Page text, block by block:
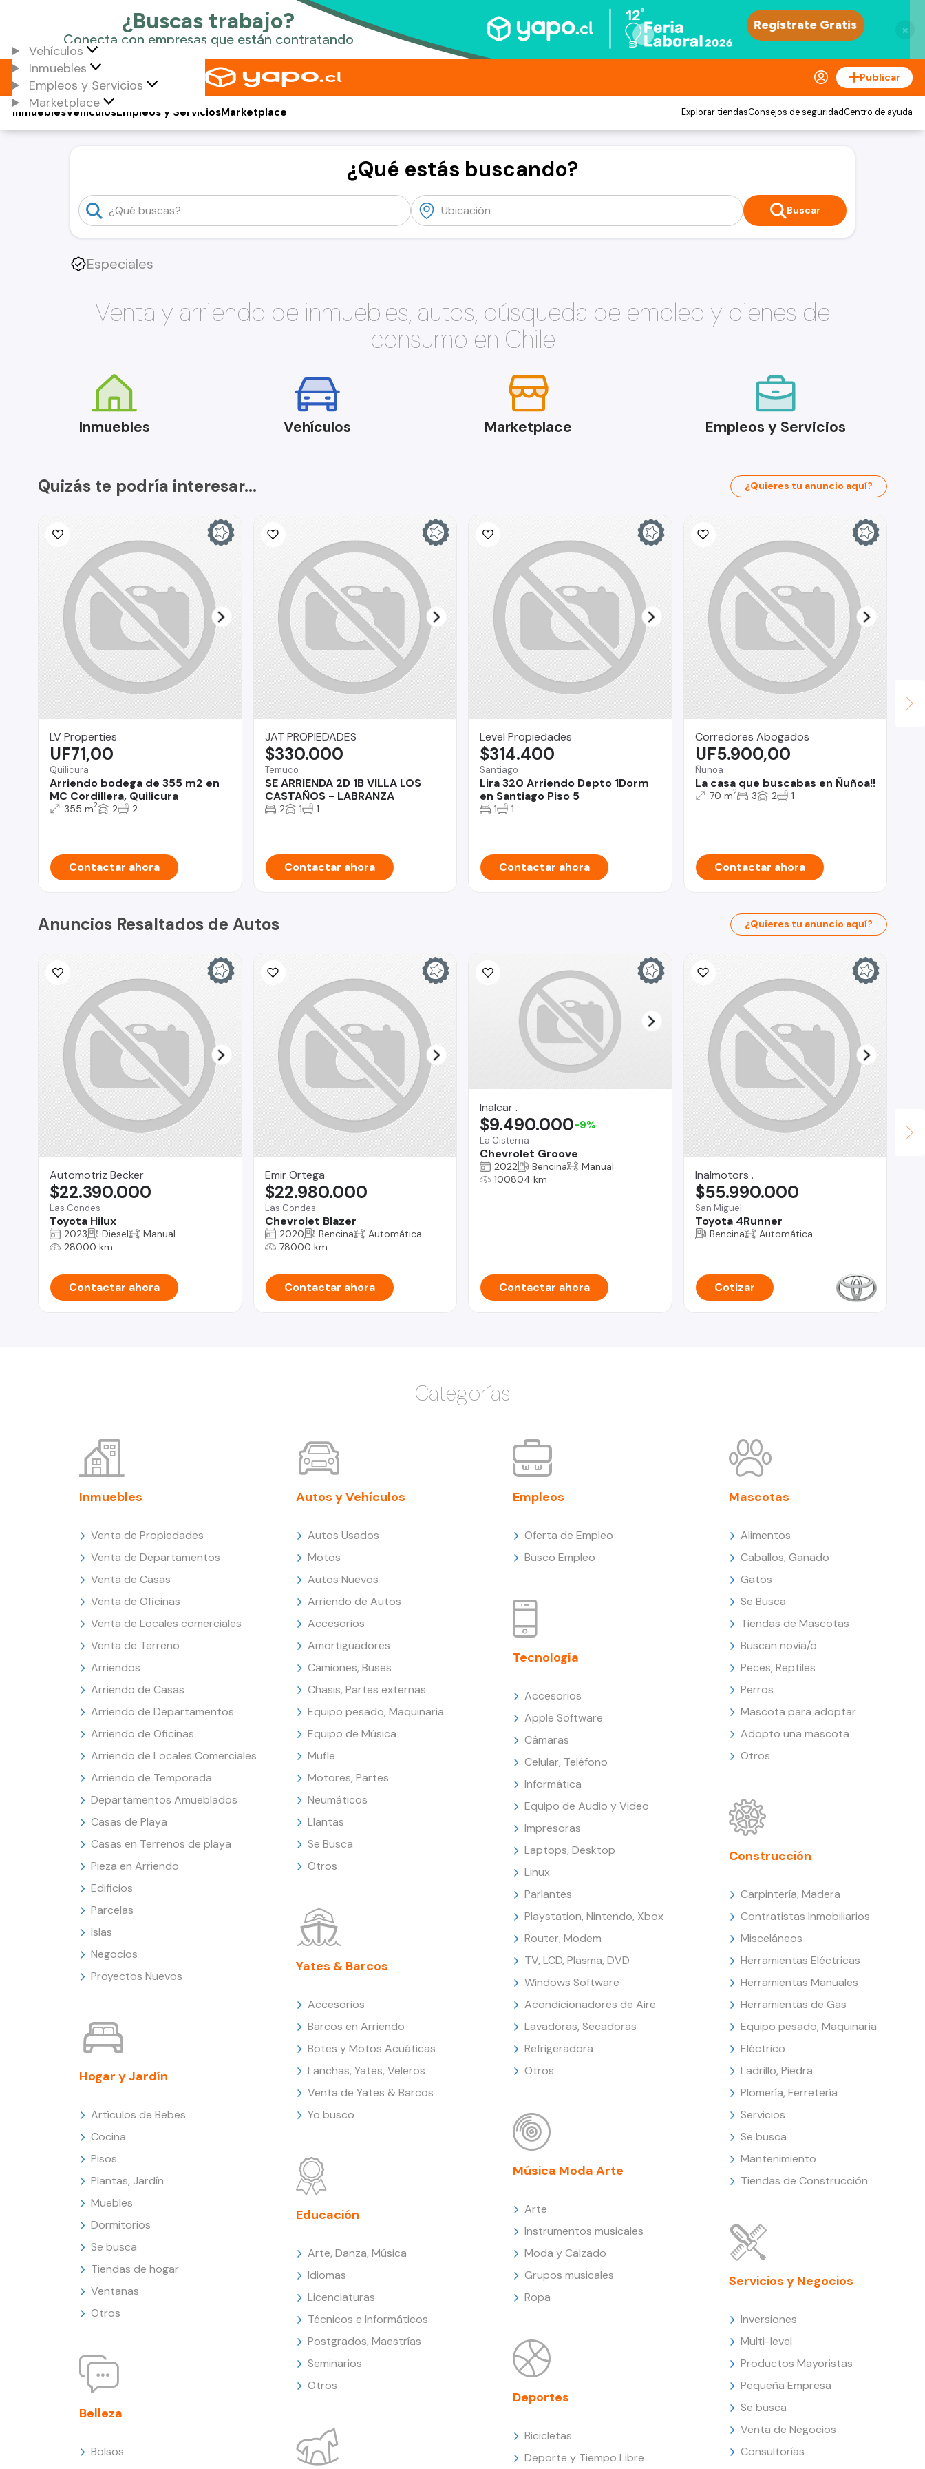
×
Vehículos
Inmuebles
Empleos y Servicios
Marketplace
Publicar
Vehículos
Inmuebles Empleos y ServiciosMarketplace Explorar tiendasConsejos de seguridadCentro de ayuda
¿Qué estás buscando?
Buscar
Especiales
Venta y arriendo de inmuebles, autos, búsqueda de empleo y bienes de
consumo en Chile
Inmuebles Vehículos Marketplace Empleos y Servicios
Quizás te podría interesar... ¿Quieres tu anuncio aquí?
LV Properties
Quilicura
Arriendo bodega de 355 m2 en
MC Cordillera, Quilicura
UF71,00
355 m2 2 2
Contactar ahora
JAT PROPIEDADES
Temuco
SE ARRIENDA 2D 1B VILLA LOS
CASTAÑOS - LABRANZA
$330.000
2 1 1
Contactar ahora
Level Propiedades
Santiago
Lira 320 Arriendo Depto 1Dorm
en Santiago Piso 5
$314.400
1 1
Contactar ahora
Corredores Abogados
Ñuñoa
La casa que buscabas en Ñuñoa!!
UF5.900,00
70 m2 3 2 1
Contactar ahora
Anuncios Resaltados de Autos ¿Quieres tu anuncio aquí?
Automotriz Becker
Las Condes
Toyota Hilux
$22.390.000
2023 Diesel
Manual
28000 km
Contactar ahora
Emir Ortega
Las Condes
Chevrolet Blazer
$22.980.000
2020 Bencina
Automática
78000 km
Contactar ahora
Inalcar .
La Cisterna
Chevrolet Groove
$9.490.000-9%
2022 Bencina
Manual
100804 km
Contactar ahora
Inalmotors .
San Miguel
Toyota 4Runner
$55.990.000
Bencina Automática
Cotizar
Categorías
Inmuebles
Venta de Propiedades
Venta de Departamentos
Venta de Casas
Venta de Oficinas
Venta de Locales comerciales
Venta de Terreno
Arriendos
Arriendo de Casas
Arriendo de Departamentos
Arriendo de Oficinas
Arriendo de Locales Comerciales
Arriendo de Temporada
Departamentos Amueblados
Casas de Playa
Casas en Terrenos de playa
Pieza en Arriendo
Edificios
Parcelas
Islas
Negocios
Proyectos Nuevos
Hogar y Jardín
Artículos de Bebes
Cocina
Pisos
Plantas, Jardín
Muebles
Dormitorios
Se busca
Tiendas de hogar
Ventanas
Otros
Belleza
Bolsos
Autos y Vehículos
Autos Usados
Motos
Autos Nuevos
Arriendo de Autos
Accesorios
Amortiguadores
Camiones, Buses
Chasis, Partes externas
Equipo pesado, Maquinaria
Equipo de Música
Mufle
Motores, Partes
Neumáticos
Llantas
Se Busca
Otros
Yates & Barcos
Accesorios
Barcos en Arriendo
Botes y Motos Acuáticas
Lanchas, Yates, Veleros
Venta de Yates & Barcos
Yo busco
Educación
Arte, Danza, Música
Idiomas
Licenciaturas
Técnicos e Informáticos
Postgrados, Maestrías
Seminarios
Otros
Empleos
Oferta de Empleo
Busco Empleo
Tecnología
Accesorios
Apple Software
Cámaras
Celular, Teléfono
Informática
Equipo de Audio y Video
Impresoras
Laptops, Desktop
Linux
Parlantes
Playstation, Nintendo, Xbox
Router, Modem
TV, LCD, Plasma, DVD
Windows Software
Acondicionadores de Aire
Lavadoras, Secadoras
Refrigeradora
Otros
Música Moda Arte
Arte
Instrumentos musicales
Moda y Calzado
Grupos musicales
Ropa
Deportes
Bicicletas
Deporte y Tiempo Libre
Mascotas
Alimentos
Caballos, Ganado
Gatos
Se Busca
Tiendas de Mascotas
Buscan novia/o
Peces, Reptiles
Perros
Mascota para adoptar
Adopto una mascota
Otros
Construcción
Carpintería, Madera
Contratistas Inmobiliarios
Misceláneos
Herramientas Eléctricas
Herramientas Manuales
Herramientas de Gas
Equipo pesado, Maquinaria
Eléctrico
Ladrillo, Piedra
Plomería, Ferretería
Servicios
Se busca
Mantenimiento
Tiendas de Construcción
Servicios y Negocios
Inversiones
Multi-level
Productos Mayoristas
Pequeña Empresa
Se busca
Venta de Negocios
Consultorías